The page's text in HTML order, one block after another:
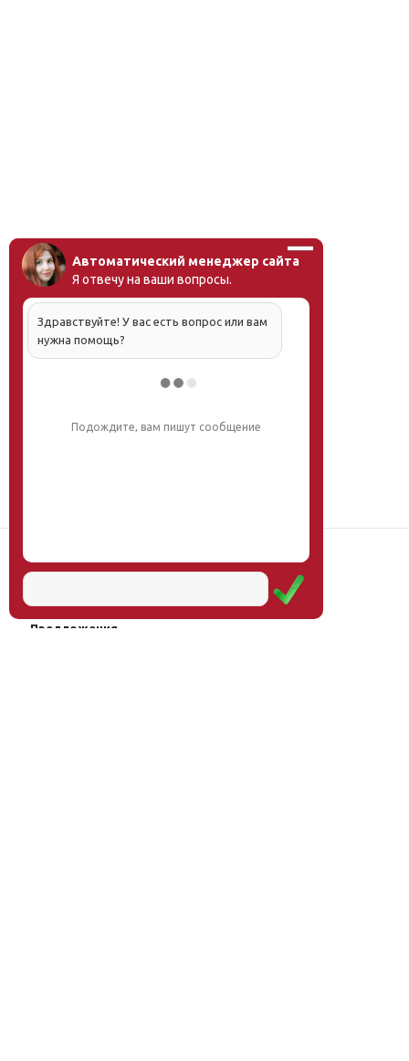
Научная школа
Услуги
Предложения
Автоматический менеджер сайта
Я отвечу на ваши вопросы.
Здравствуйте! У вас есть вопрос или вам
нужна помощь?
Подождите, вам пишут сообщение